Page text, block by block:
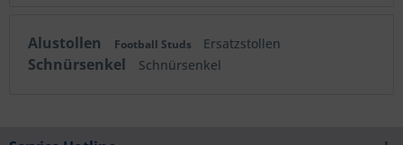
Alustollen Football Studs Ersatzstollen
Schnürsenkel Schnürsenkel